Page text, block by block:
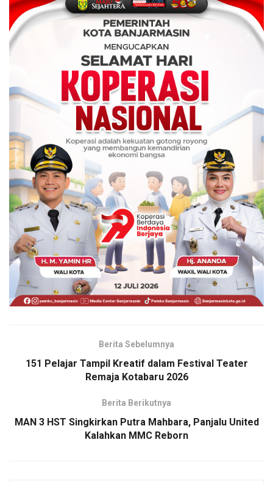
Berita Sebelumnya
151 Pelajar Tampil Kreatif dalam Festival Teater
Remaja Kotabaru 2026
Berita Berikutnya
MAN 3 HST Singkirkan Putra Mahbara, Panjalu United
Kalahkan MMC Reborn